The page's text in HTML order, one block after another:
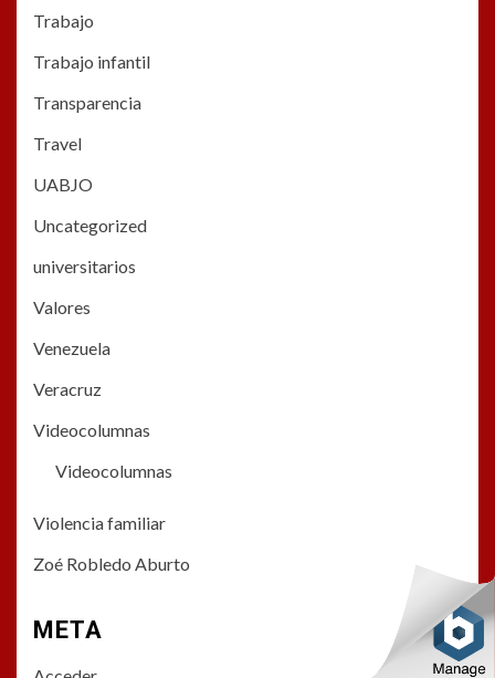
Trabajo
Trabajo infantil
Transparencia
Travel
UABJO
Uncategorized
universitarios
Valores
Venezuela
Veracruz
Videocolumnas
Videocolumnas
Violencia familiar
Zoé Robledo Aburto
META